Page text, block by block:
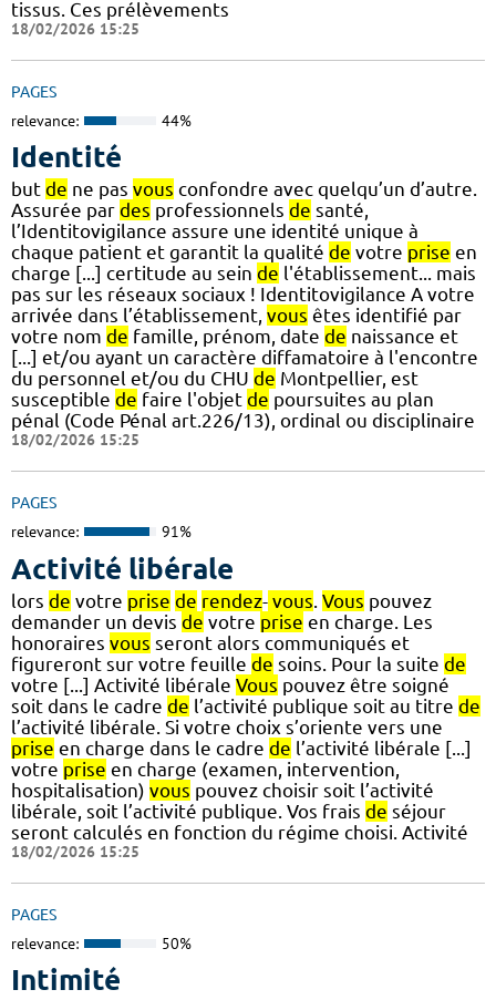
tissus. Ces prélèvements
18/02/2026 15:25
PAGES
relevance: 44%
Identité
but de ne pas vous confondre avec quelqu’un d’autre.
Assurée par des professionnels de santé,
l’Identitovigilance assure une identité unique à
chaque patient et garantit la qualité de votre prise en
charge [...] certitude au sein de l'établissement... mais
pas sur les réseaux sociaux ! Identitovigilance A votre
arrivée dans l’établissement, vous êtes identifié par
votre nom de famille, prénom, date de naissance et
[...] et/ou ayant un caractère diffamatoire à l'encontre
du personnel et/ou du CHU de Montpellier, est
susceptible de faire l'objet de poursuites au plan
pénal (Code Pénal art.226/13), ordinal ou disciplinaire
18/02/2026 15:25
PAGES
relevance: 91%
Activité libérale
lors de votre prise de rendez- vous Vous pouvez
demander un devis de votre prise en charge. Les
honoraires vous seront alors communiqués et
figureront sur votre feuille de soins. Pour la suite de
votre [...] Activité libérale Vous pouvez être soigné
soit dans le cadre de l’activité publique soit au titre de
l’activité libérale. Si votre choix s’oriente vers une
prise en charge dans le cadre de l’activité libérale [...]
votre prise en charge (examen, intervention,
hospitalisation) vous pouvez choisir soit l’activité
libérale, soit l’activité publique. Vos frais de séjour
seront calculés en fonction du régime choisi. Activité
18/02/2026 15:25
PAGES
relevance: 50%
Intimité